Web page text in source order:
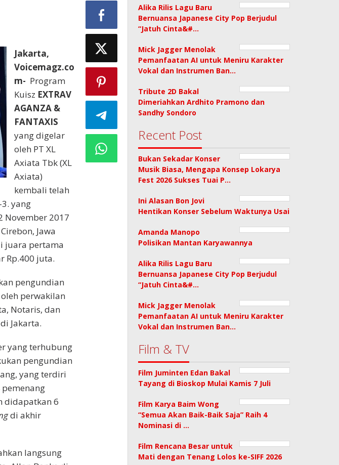
Jakarta,
Voicemagz.co
m- Program
Kuisz EXTRAV
AGANZA &
FANTAXIS
yang digelar
oleh PT XL
Axiata Tbk (XL
Axiata)
kembali telah
yang
November 2017
Jawa
juara pertama
Rp.400 juta.
pengundian
perwakilan
Notaris, dan
Jakarta.
yang terhubung
pengundian
yang terdiri
didapatkan 6
di akhir
langsung
Alika Rilis Lagu Baru
Bernuansa Japanese City Pop Berjudul
“Jatuh Cinta&#…
Mick Jagger Menolak
Pemanfaatan AI untuk Meniru Karakter
Vokal dan Instrumen Ban…
Tribute 2D Bakal
Dimeriahkan Ardhito Pramono dan
Sandhy Sondoro
Recent Post
Bukan Sekadar Konser
Musik Biasa, Mengapa Konsep Lokarya
Fest 2026 Sukses Tuai P…
Ini Alasan Bon Jovi
Hentikan Konser Sebelum Waktunya Usai
Amanda Manopo
Polisikan Mantan Karyawannya
Alika Rilis Lagu Baru
Bernuansa Japanese City Pop Berjudul
“Jatuh Cinta&#…
Mick Jagger Menolak
Pemanfaatan AI untuk Meniru Karakter
Vokal dan Instrumen Ban…
Film & TV
Film Juminten Edan Bakal
Tayang di Bioskop Mulai Kamis 7 Juli
Film Karya Baim Wong
“Semua Akan Baik-Baik Saja” Raih 4
Nominasi di …
Film Rencana Besar untuk
Mati dengan Tenang Lolos ke-SIFF 2026